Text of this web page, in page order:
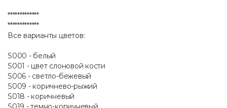
*************
*************
Все варианты цветов:
S000 - белый
S001 - цвет слоновой кости
S006 - светло-бежевый
S009 - коричнево-рыжий
S018 - коричневый